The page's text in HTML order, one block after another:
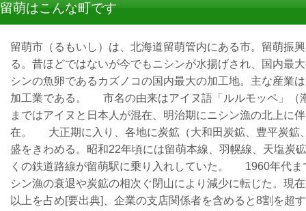
留萌はこんな町です
留萌市（るもいし）は、北海道留萌管内にある市。留萌振
る。昔ほどではないが今でもニシンが水揚げされ、国内最
シンの魚卵であるカズノコの国内最大の加工地。主な産業
加工業である。 市名の由来はアイヌ語「ルルモッペ」
まではアイヌと日本人が混在、明治期にニシン漁の北上に
在。 大正期に入り、各地に炭鉱（大和田炭鉱、豊平炭鉱
盛をきわめる。昭和22年頃には留萌本線、羽幌線、天塩炭
くの鉄道路線が留萌駅に乗り入れしていた。 1960年代ま
シン漁の衰退や炭鉱の相次ぐ閉山により減少に転じた。現
以上を占め[要出典]、企業の支店関係者を含めると8割を